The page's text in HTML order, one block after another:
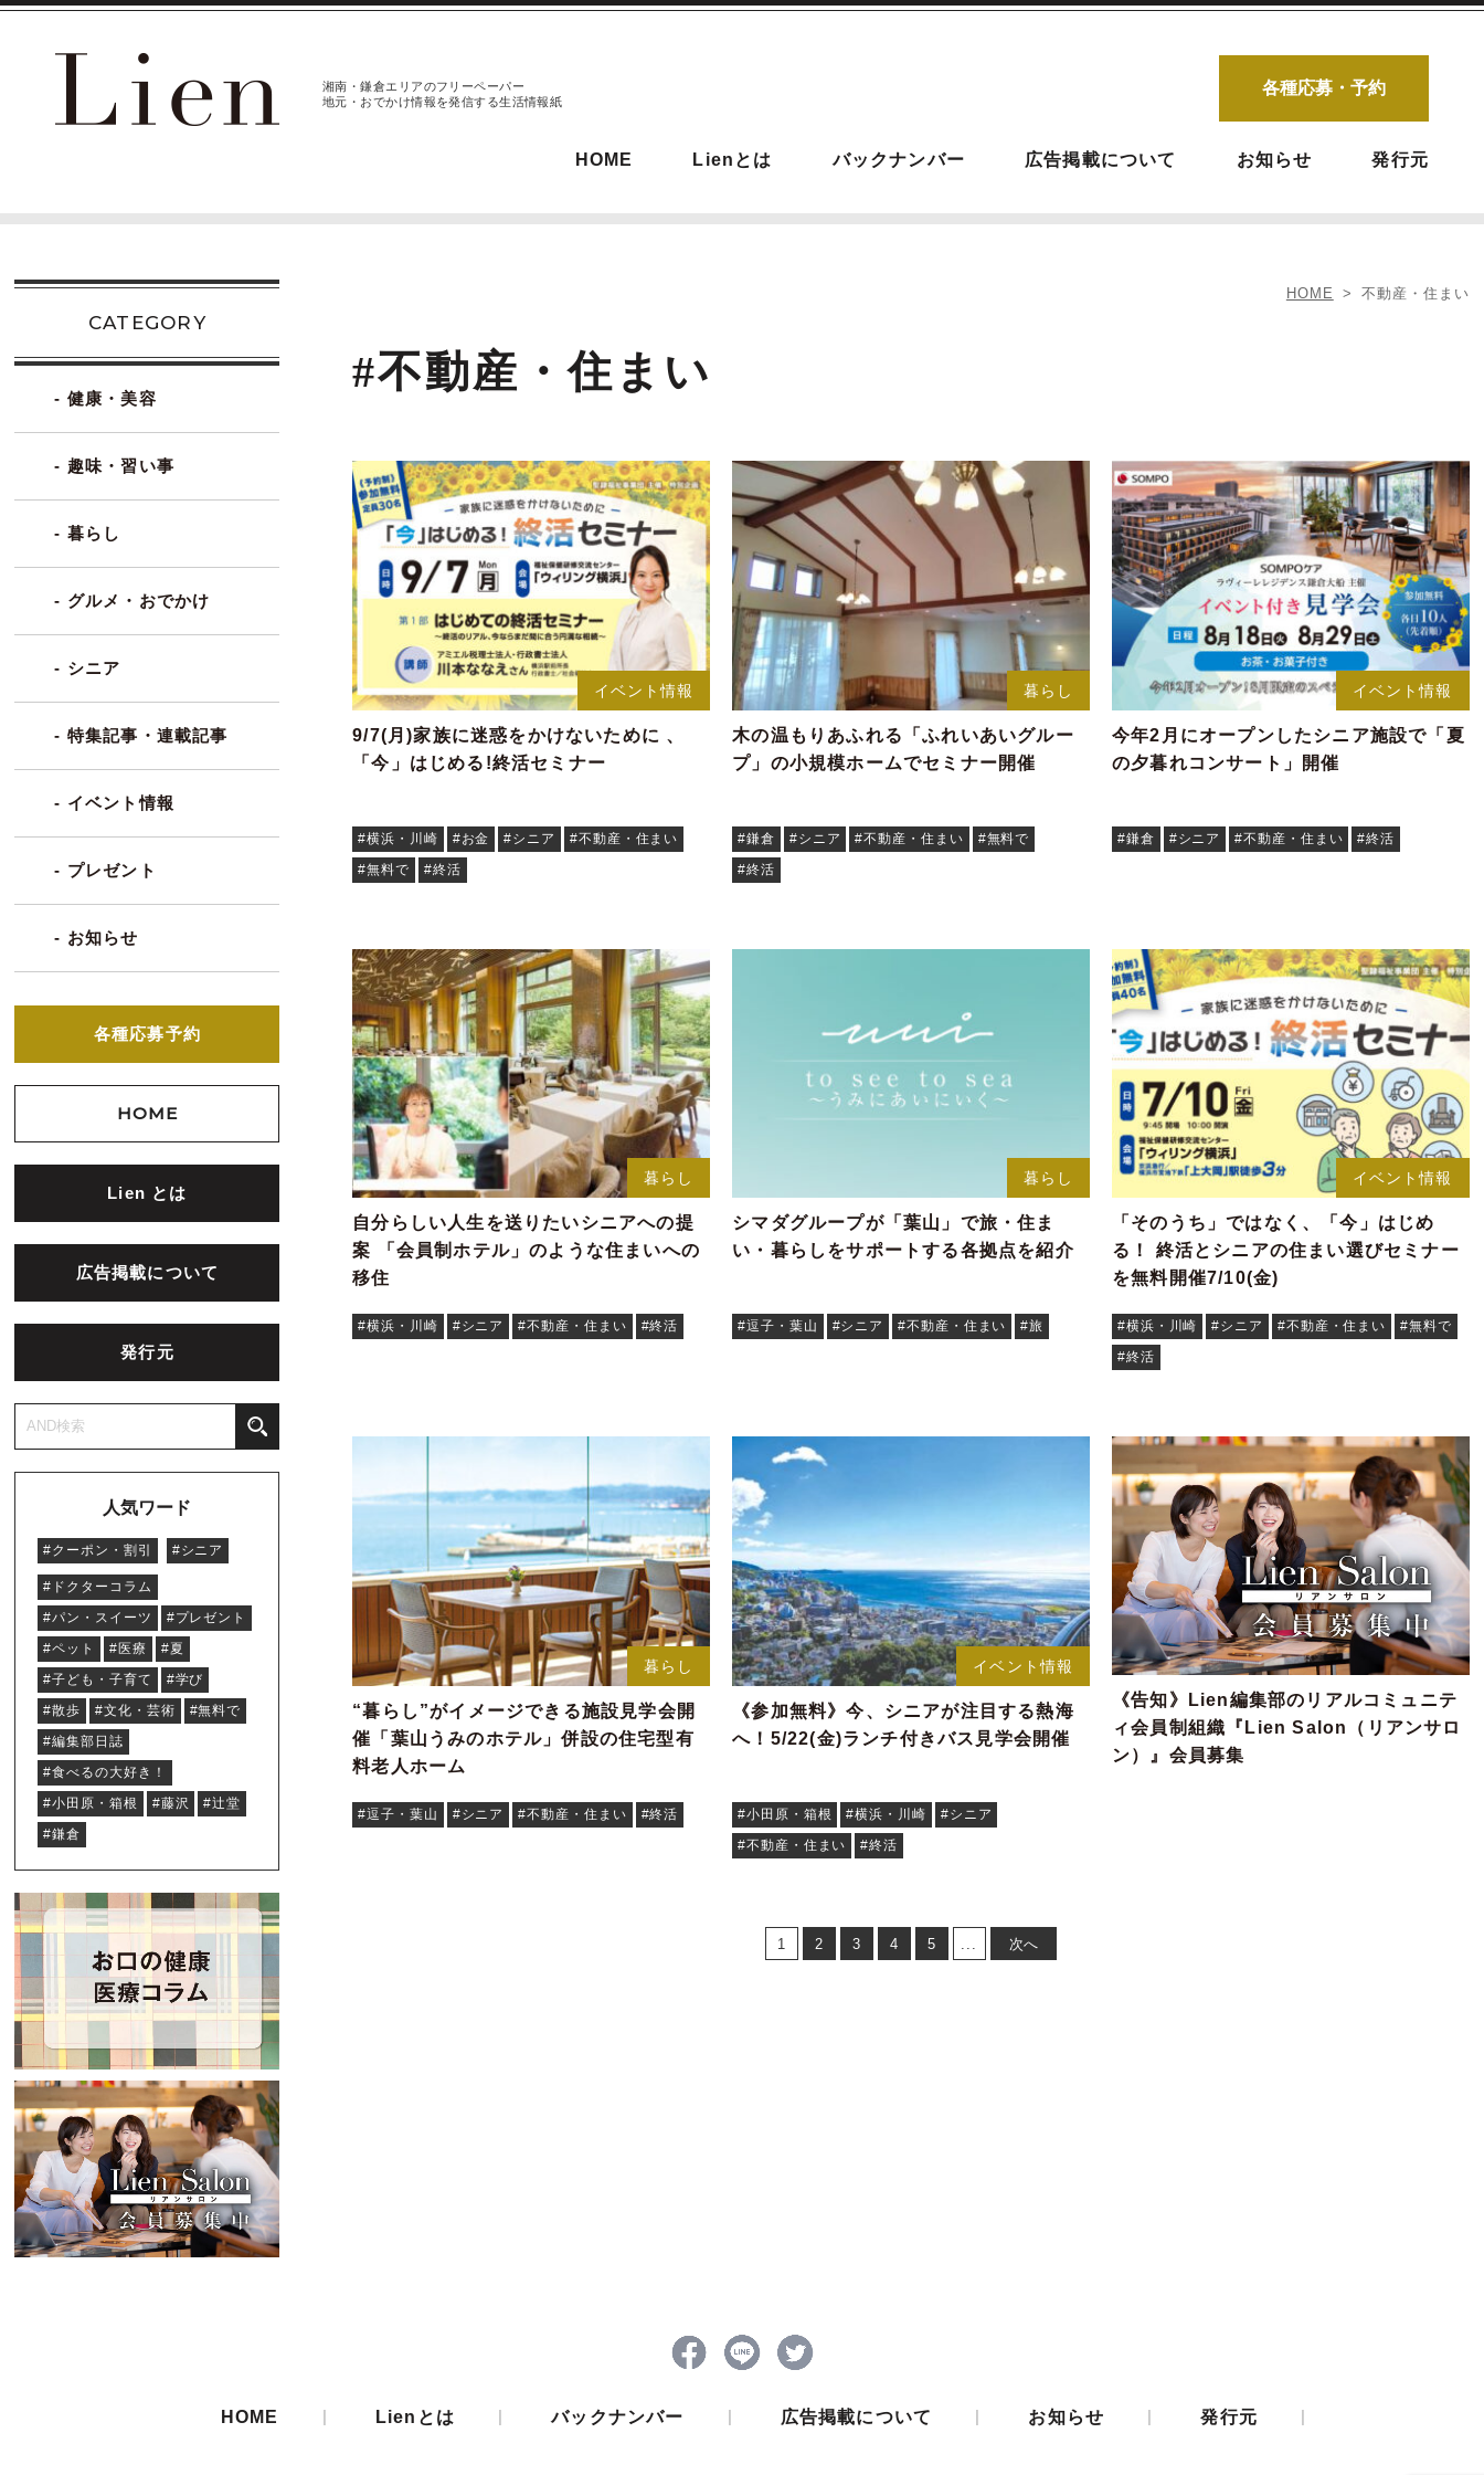
湘南・鎌倉エリアのフリーペーパー
地元・おでかけ情報を発信する生活情報紙
各種応募・予約
HOME Lienとは バックナンバー 広告掲載について お知らせ 発行元
CATEGORY
- 健康・美容
- 趣味・習い事
- 暮らし
- グルメ・おでかけ
- シニア
- 特集記事・連載記事
- イベント情報
- プレゼント
- お知らせ
各種応募予約
HOME
Lien とは
広告掲載について
発行元
人気ワード
#クーポン・割引 #シニア
#ドクターコラム
#パン・スイーツ
#プレゼント
#ペット
#医療
#夏
#子ども・子育て
#学び
#散歩
#文化・芸術
#無料で
#編集部日誌
#食べるの大好き！
#小田原・箱根
#藤沢
#辻堂
#鎌倉
HOME 不動産・住まい
#不動産・住まい
イベント情報
9/7(月)家族に迷惑をかけないために 、
「今」はじめる!終活セミナー
#横浜・川崎 #お金 #シニア
#不動産・住まい
#無料で
#終活
暮らし
木の温もりあふれる「ふれいあいグルー
プ」の小規模ホームでセミナー開催
#鎌倉 #シニア #不動産・住まい
#無料で
#終活
イベント情報
今年2月にオープンしたシニア施設で「夏
の夕暮れコンサート」開催
#鎌倉 #シニア #不動産・住まい #終活
暮らし
自分らしい人生を送りたいシニアへの提
案 「会員制ホテル」のような住まいへの
移住
#横浜・川崎 #シニア #不動産・住まい #終活
暮らし
シマダグループが「葉山」で旅・住ま
い・暮らしをサポートする各拠点を紹介
#逗子・葉山 #シニア #不動産・住まい #旅
イベント情報
「そのうち」ではなく、「今」はじめ
る！ 終活とシニアの住まい選びセミナー
を無料開催7/10(金)
#横浜・川崎 #シニア #不動産・住まい
#無料で
#終活
暮らし
“暮らし”がイメージできる施設見学会開
催「葉山うみのホテル」併設の住宅型有
料老人ホーム
#逗子・葉山 #シニア #不動産・住まい #終活
イベント情報
《参加無料》今、シニアが注目する熱海
へ！5/22(金)ランチ付きバス見学会開催
#小田原・箱根 #横浜・川崎
#シニア
#不動産・住まい
#終活
《告知》Lien編集部のリアルコミュニテ
ィ会員制組織『Lien Salon（リアンサロ
ン）』会員募集
1 2 3 4 5 次へ
HOME | Lienとは | バックナンバー | 広告掲載について | お知らせ | 発行元 |